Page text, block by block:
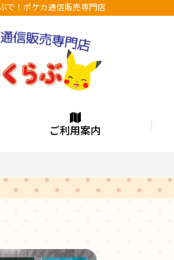
で！ポケカ通信販売専門店
ご利用案内